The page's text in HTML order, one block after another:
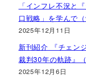
「インフレ不況と
口戦略」を学んで
2025年12月11日
新刊紹介 『チェン
裁判30年の軌跡』
2025年12月6日